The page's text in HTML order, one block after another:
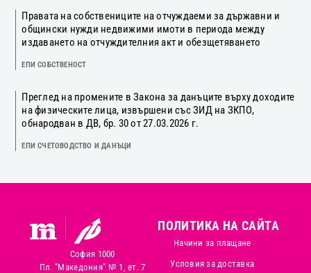
Правата на собствениците на отчуждаеми за държавни и
общински нужди недвижими имоти в периода между
издаването на отчуждителния акт и обезщетяването
ЕПИ СОБСТВЕНОСТ
Преглед на промените в Закона за данъците върху доходите
на физическите лица, извършени със ЗИД на ЗКПО,
обнародван в ДВ, бр. 30 от 27.03.2026 г.
ЕПИ СЧЕТОВОДСТВО И ДАНЪЦИ
София 1000
Пл. "Македония" № 1, ет. 7
ПОЛИТИКА НА САЙТА
Начини за плащане
Условия за доставка